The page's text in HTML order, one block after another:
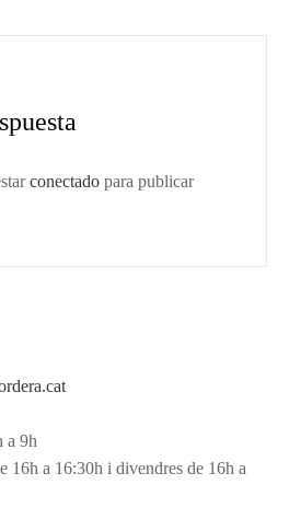
conectado para publicar
a 9h
16h a 16:30h i divendres de 16h a